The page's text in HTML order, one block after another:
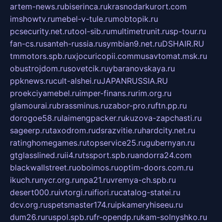
artem-news.rubiserinca.rukrasnodarkurort.com
imshowtv.rumebel-v-tule.rumobtopik.ru
pcsecurity.net.rutool-sib.rumultimetrunit.rusp-tour.ru
fan-cs.rusanteh-russia.rusymbian9.net.ruDSHAIR.RU
tmmotors.spb.ruxjocuricopii.commusavtomat.msk.ru
obustrojdom.rusovetcik.ruybaranovskaya.ru
ppknews.rucult-alshei.ruJAPANRUSSIA.RU
proekciyamebel.ruimper-finans.rurim.org.ru
glamourai.rubrassminus.ruzabor-pro.ruftn.pp.ru
dorogoe58.rulaimengpacker.rukuzova-zapchasti.ru
sageerp.rutaxodrom.rudsrazvitie.ruhardcity.net.ru
ratinghomegames.rutopservice25.rugubernyan.ru
gtglasslined.ruii4.rutssport.spb.ruandorra24.com
blackwallstreet.ruoboimos.ruoptim-doors.com.ru
ikuch.runycr.org.runpa21.ruvremya-ch.spb.ru
desert000.ruivtorgi.ruifiori.rucatalog-statei.ru
dcv.org.ruspetsmaster174.ruipkameryhiseeu.ru
dum26.ruruspol.spb.rufr-opendp.rukam-solnyshko.ru